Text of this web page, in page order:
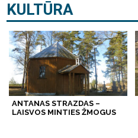
KULTŪRA
ANTANAS STRAZDAS –
LAISVOS MINTIES ŽMOGUS